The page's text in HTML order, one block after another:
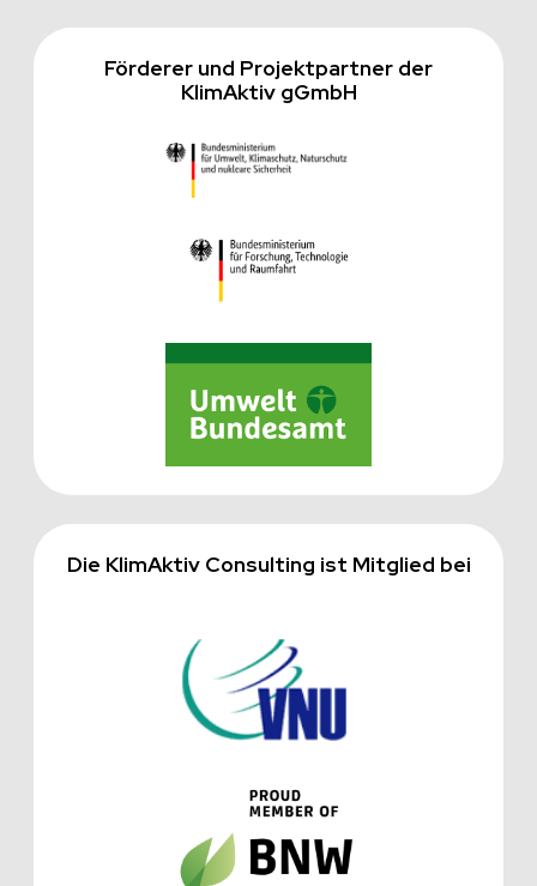
Förderer und Projektpartner der
KlimAktiv gGmbH
Die KlimAktiv Consulting ist Mitglied bei